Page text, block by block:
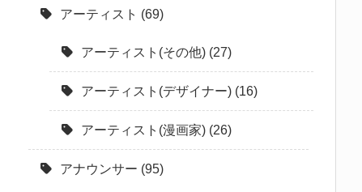
アーティスト (69)
アーティスト(その他) (27)
アーティスト(デザイナー) (16)
アーティスト(漫画家) (26)
アナウンサー (95)